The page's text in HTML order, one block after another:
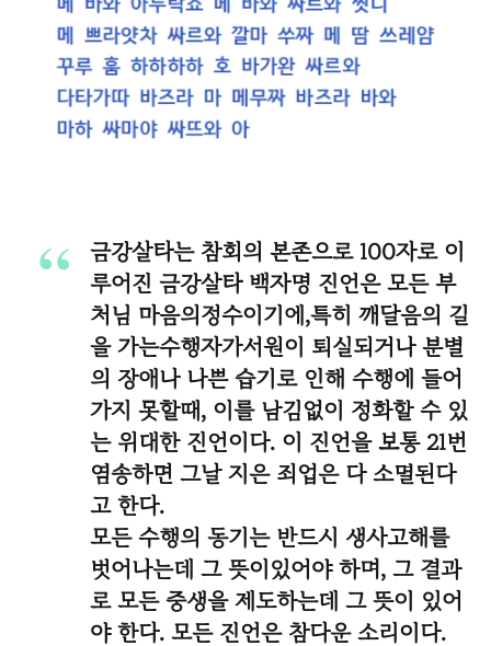
금강살타는 참회의 본존으로 100자로 이
루어진 금강살타 백자명 진언은 모든 부
처님 마음의정수이기에,특히 깨달음의 길
을 가는수행자가서원이 퇴실되거나 분별
의 장애나 나쁜 습기로 인해 수행에 들어
가지 못할때, 이를 남김없이 정화할 수 있
는 위대한 진언이다. 이 진언을 보통 21번
염송하면 그날 지은 죄업은 다 소멸된다
고 한다.
모든 수행의 동기는 반드시 생사고해를
벗어나는데 그 뜻이있어야 하며, 그 결과
로 모든 중생을 제도하는데 그 뜻이 있어
야 한다. 모든 진언은 참다운 소리이다.